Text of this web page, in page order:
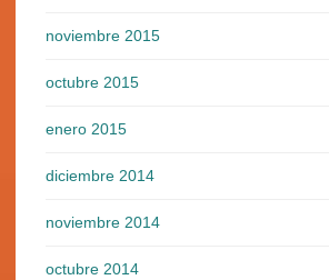
noviembre 2015
octubre 2015
enero 2015
diciembre 2014
noviembre 2014
octubre 2014